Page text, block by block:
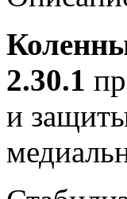
2.30.1
и